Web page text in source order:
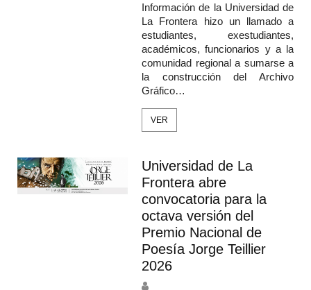
Información de la Universidad de
La Frontera hizo un llamado a
estudiantes, exestudiantes,
académicos, funcionarios y a la
comunidad regional a sumarse a
la construcción del Archivo
Gráfico…
VER
Universidad de La
Frontera abre
convocatoria para la
octava versión del
Premio Nacional de
Poesía Jorge Teillier
2026